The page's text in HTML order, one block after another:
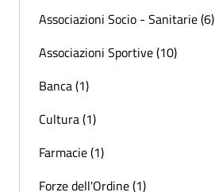
Associazioni Socio - Sanitarie (6)
Associazioni Sportive (10)
Banca (1)
Cultura (1)
Farmacie (1)
Forze dell'Ordine (1)